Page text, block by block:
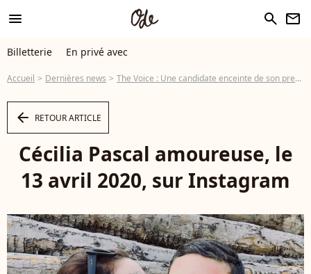
menu search newsletter
Billetterie En privé avec
Accueil Dernières news The Voice : Une candidate enceinte de son premier enfant
arrow_left RETOUR ARTICLE
Cécilia Pascal amoureuse, le
13 avril 2020, sur Instagram